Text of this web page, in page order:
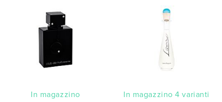
In magazzino In magazzino 4 varianti